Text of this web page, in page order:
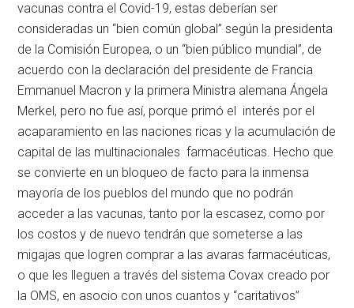
vacunas contra el Covid-19, estas deberían ser
consideradas un “bien común global” según la presidenta
de la Comisión Europea, o un “bien público mundial”, de
acuerdo con la declaración del presidente de Francia
Emmanuel Macron y la primera Ministra alemana Ángela
Merkel, pero no fue así, porque primó el interés por el
acaparamiento en las naciones ricas y la acumulación de
capital de las multinacionales farmacéuticas. Hecho que
se convierte en un bloqueo de facto para la inmensa
mayoría de los pueblos del mundo que no podrán
acceder a las vacunas, tanto por la escasez, como por
los costos y de nuevo tendrán que someterse a las
migajas que logren comprar a las avaras farmacéuticas,
o que les lleguen a través del sistema Covax creado por
la OMS, en asocio con unos cuantos y “caritativos”